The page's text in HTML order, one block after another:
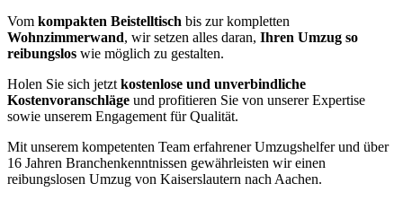
Vom kompakten Beistelltisch bis zur kompletten
Wohnzimmerwand, wir setzen alles daran, Ihren Umzug so
reibungslos wie möglich zu gestalten.
Holen Sie sich jetzt kostenlose und unverbindliche
Kostenvoranschläge und profitieren Sie von unserer Expertise
sowie unserem Engagement für Qualität.
Mit unserem kompetenten Team erfahrener Umzugshelfer und über
16 Jahren Branchenkenntnissen gewährleisten wir einen
reibungslosen Umzug von Kaiserslautern nach Aachen.